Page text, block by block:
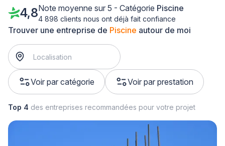
Trouver une entreprise de Piscine autour de moi
Voir par catégorie Voir par prestation
4,8Note moyenne sur 5 - Catégorie Piscine
4 898 clients nous ont déjà fait confiance
Top 4 des entreprises recommandées pour votre projet